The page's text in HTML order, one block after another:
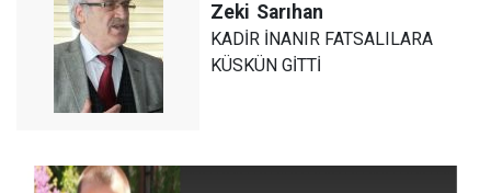
Zeki Sarıhan
KADİR İNANIR FATSALILARA
KÜSKÜN GİTTİ